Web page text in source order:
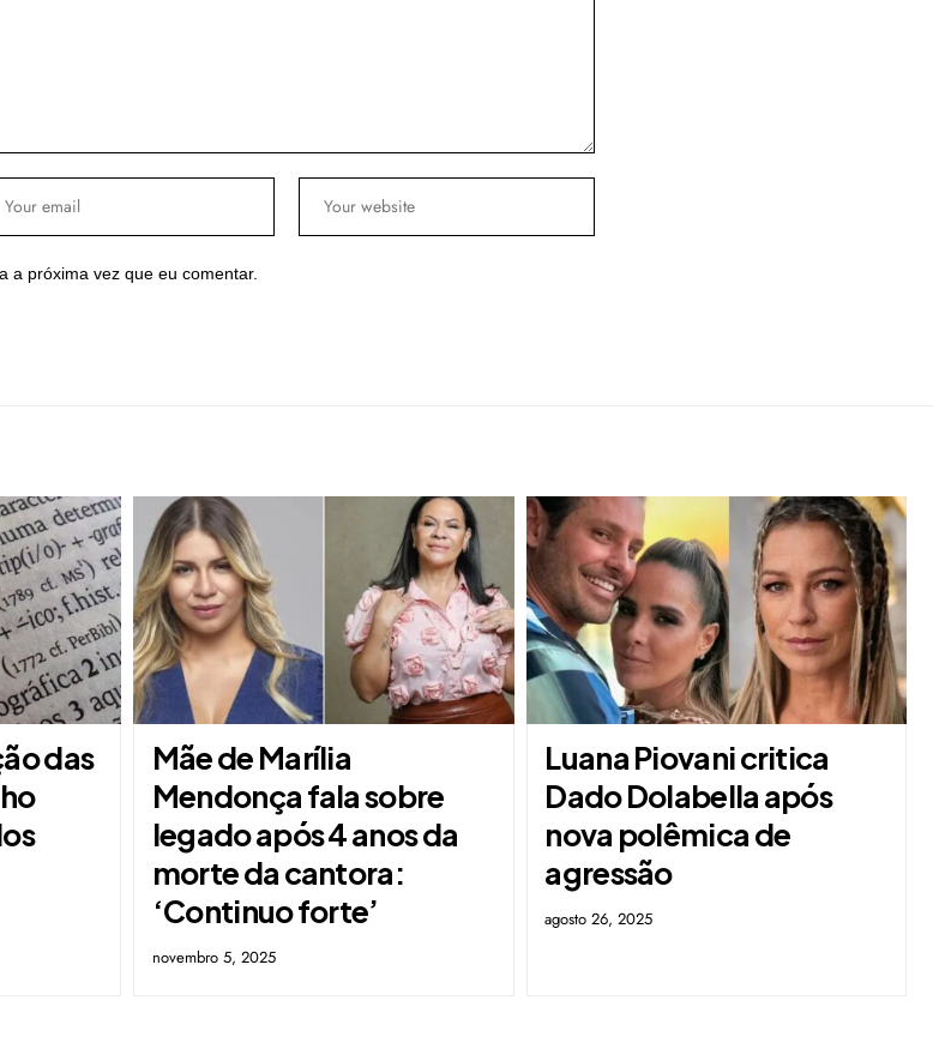
a próxima vez que eu comentar.
das
Mãe de Marília
Mendonça fala sobre
legado após 4 anos da
morte da cantora:
‘Continuo forte’
novembro 5, 2025
Luana Piovani critica
Dado Dolabella após
nova polêmica de
agressão
agosto 26, 2025